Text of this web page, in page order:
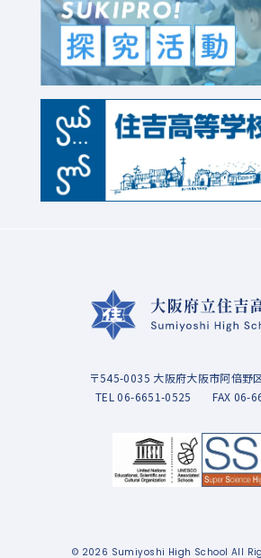
〒545-0035 大阪府大阪市阿倍野
TEL06-6651-0525 FAX 06-
© 2026 Sumiyoshi High School All